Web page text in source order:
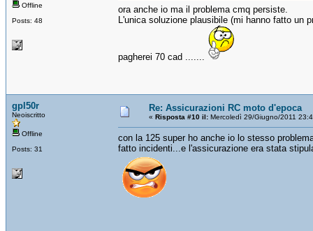
Offline
Posts: 48
ora anche io ma il problema cmq persiste.
L'unica soluzione plausibile (mi hanno fatto un
pagherei 70 cad .......
gpl50r
Neoiscritto
Offline
Posts: 31
Re: Assicurazioni RC moto d'epoca
« Risposta #10 il: Mercoledì 29/Giugno/2011
con la 125 super ho anche io lo stesso
fatto incidenti...e l'assicurazione era stata